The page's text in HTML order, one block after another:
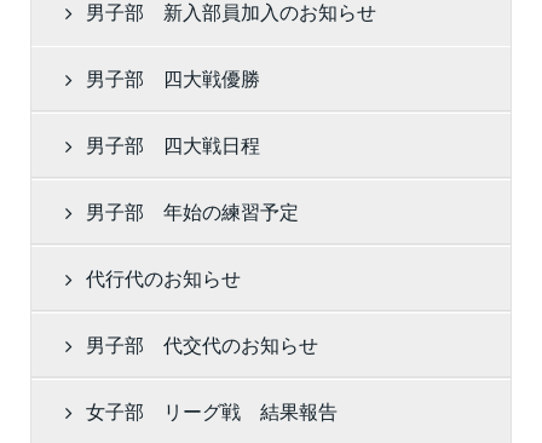
男子部 新入部員加入のお知らせ
男子部 四大戦優勝
男子部 四大戦日程
男子部 年始の練習予定
代行代のお知らせ
男子部 代交代のお知らせ
女子部 リーグ戦 結果報告